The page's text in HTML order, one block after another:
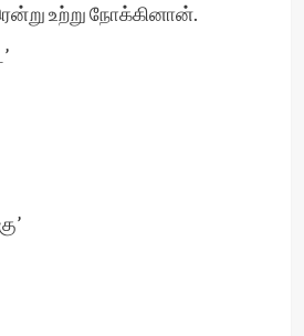
உற்று நோக்கினான்.